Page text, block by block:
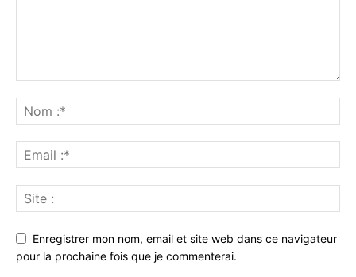
Enregistrer mon nom, email et site web dans ce navigateur
pour la prochaine fois que je commenterai.